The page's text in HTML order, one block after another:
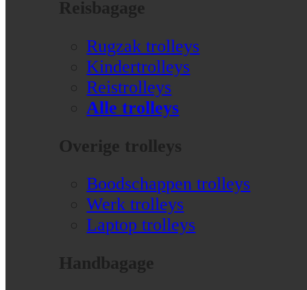
Reisbagage
Rugzak trolleys
Kindertrolleys
Reistrolleys
Alle trolleys
Overige trolleys
Boodschappen trolleys
Werk trolleys
Laptop trolleys
Handbagage